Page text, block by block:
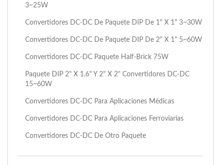
3~25W
Convertidores DC-DC De Paquete DIP De 1" X 1" 3~30W
Convertidores DC-DC De Paquete DIP De 2" X 1" 5~60W
Convertidores DC-DC Paquete Half-Brick 75W
Paquete DIP 2" X 1.6" Y 2" X 2" Convertidores DC-DC
15~60W
Convertidores DC-DC Para Aplicaciones Médicas
Convertidores DC-DC Para Aplicaciones Ferroviarias
Convertidores DC-DC De Otro Paquete